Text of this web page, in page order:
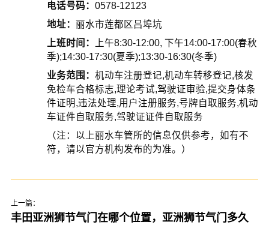
电话号码： 0578-12123
地址： 丽水市莲都区吕埠坑
上班时间：
上午8:30-12:00, 下午14:00-17:00(春秋
季);14:30-17:30(夏季);13:30-16:30(冬季)
业务范围： 机动车注册登记,机动车转移登记,核发
免检车合格标志,理论考试,驾驶证审验,提交身体条
件证明,违法处理,用户注册服务,号牌自取服务,机动
车证件自取服务,驾驶证证件自取服务
（注：以上丽水车管所的信息仅供参考，如有不
符，请以官方机构发布的为准。）
上一篇：
丰田亚洲狮节气门在哪个位置，亚洲狮节气门多久